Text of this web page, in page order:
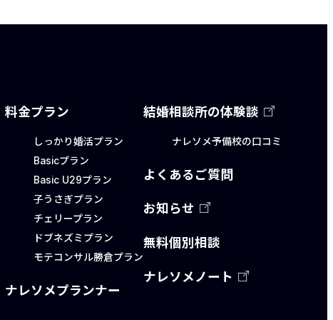
料金プラン
しっかり婚活プラン
Basicプラン
Basic U29プラン
子うさぎプラン
チェリープラン
ドブネズミプラン
モテコンサル勝倉プラン
ナレソメプランナー
結婚相談所の体験談
ナレソメ予備校の口コミ
よくあるご質問
お知らせ
無料個別相談
ナレソメノート